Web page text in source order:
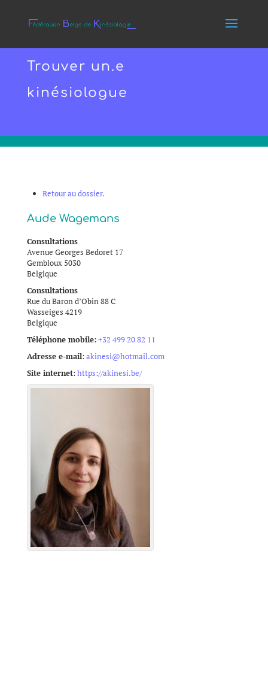
Trouver un.e
kinésiologue
Retour au dossier.
Aude Wagemans
Consultations
Avenue Georges Bedoret 17
Gembloux 5030
Belgique
Consultations
Rue du Baron d’Obin 88 C
Wasseiges 4219
Belgique
Téléphone mobile:+32 499 20 82 11
Adresse e-mail:akinesi@hotmail.com
Site internet:https://akinesi.be/